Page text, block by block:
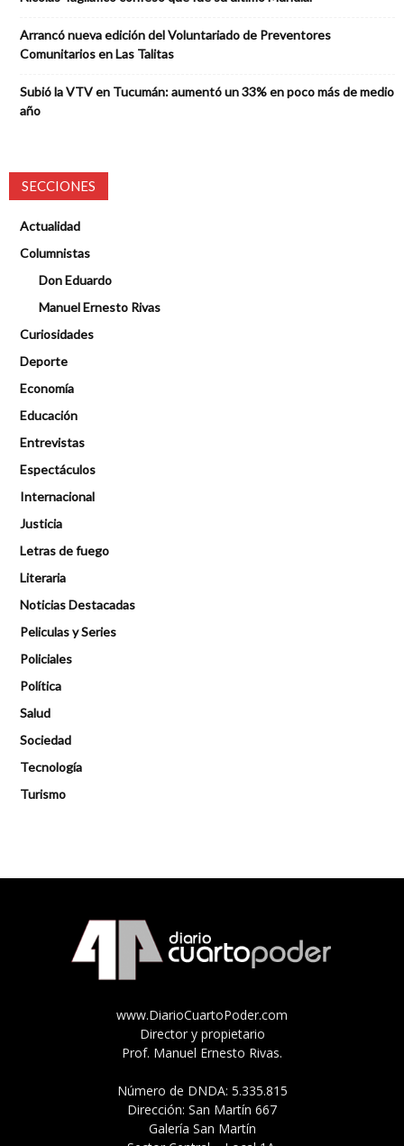
Arrancó nueva edición del Voluntariado de Preventores
Comunitarios en Las Talitas
Subió la VTV en Tucumán: aumentó un 33% en poco más de medio
año
SECCIONES
Actualidad
Columnistas
Don Eduardo
Manuel Ernesto Rivas
Curiosidades
Deporte
Economía
Educación
Entrevistas
Espectáculos
Internacional
Justicia
Letras de fuego
Literaria
Noticias Destacadas
Peliculas y Series
Policiales
Política
Salud
Sociedad
Tecnología
Turismo
www.DiarioCuartoPoder.com
Director y propietario
Prof. Manuel Ernesto Rivas.
Número de DNDA: 5.335.815
Dirección: San Martín 667
Galería San Martín